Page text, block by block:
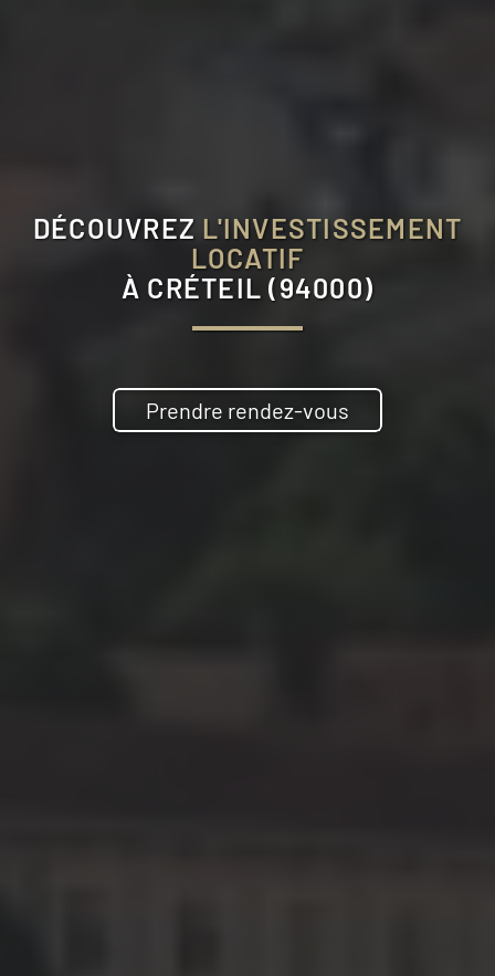
DÉCOUVREZ L'INVESTISSEMENT
LOCATIF
À CRÉTEIL (94000)
Prendre rendez-vous